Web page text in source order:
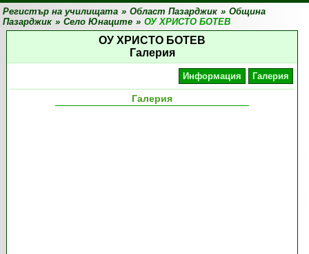
Регистър на училищата » Област Пазарджик » Община
Пазарджик » Село Юнаците » ОУ ХРИСТО БОТЕВ
ОУ ХРИСТО БОТЕВ
Галерия
Информация Галерия
Галерия